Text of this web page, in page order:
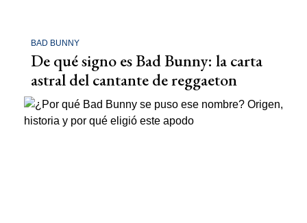
BAD BUNNY
De qué signo es Bad Bunny: la carta
astral del cantante de reggaeton